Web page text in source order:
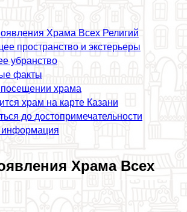
Храма Всех Религий
прострaнcтво и экстерьеры
убранство
факты
храма
храм на карте Казани
до достопримечательности
информация
Храма Всех